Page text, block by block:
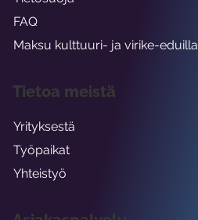
FAQ
Maksu kulttuuri- ja virike-eduilla
Tietoa meistä
Yrityksestä
Työpaikat
Yhteistyö